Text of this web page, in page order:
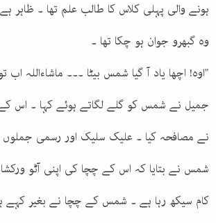
ہونے والی پہلی کلاس کا طالب علم تھا ۔ ظاہر
وہ گبھرو جوان ہو چکا تھا ۔
"اوہ! اچھا یاد آ گیا شمس بیٹا ۔۔۔ ماشاءاللہ
جمیل نے شمس کو گلے لگاتے ہوئے کہا ۔ اس
نے مصافحہ کیا ۔ علیک سلیک اور رسمی جملوں
شمس نے بتایا کہ اس کے چچا کی اپنی آٹو
کام سیکھ رہا ہے ۔ شمس کے چچا نے بغیر کہے